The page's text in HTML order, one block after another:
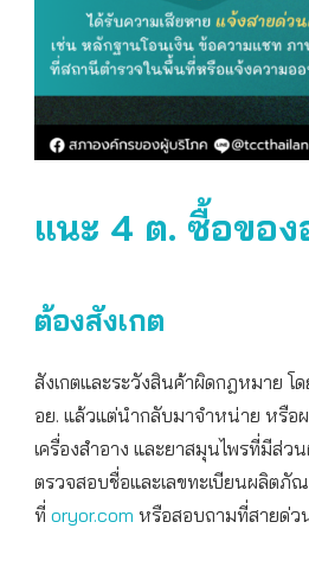
แนะ 4 ต. ซื้อของ
ต้องสังเกต
สังเกตและระวังสินค้าผิดกฎหมาย โ
อย. แล้วแต่นำกลับมาจำหน่าย หรื
เครื่องสำอาง และยาสมุนไพรที่มีส่
ตรวจสอบชื่อและเลขทะเบียนผลิตภั
ที่ oryor.com หรือสอบถามที่สายด่ว